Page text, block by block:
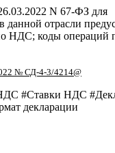
N 67-ФЗ для
данной отрасли
НДС; коды операций
№ СД-4-3/4214@
#Ставки НДС
декларации